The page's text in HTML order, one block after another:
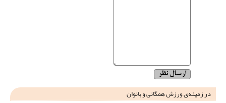
در زمینه‌ی ورزش همگانی و بانوان